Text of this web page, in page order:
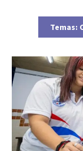
Temas: